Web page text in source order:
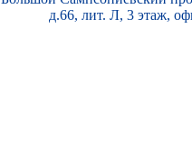
д.66, лит. Л, 3 этаж,